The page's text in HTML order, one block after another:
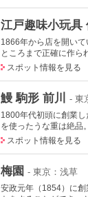
江戸趣味小玩具
1866年から店を開い
ところまで正確に作ら
スポット情報を見る
鰻 駒形 前川 - 東
1800年代初頭に創業
を使ったうな重は絶品
スポット情報を見る
梅園 - 東京：浅草
安政元年（1854）に